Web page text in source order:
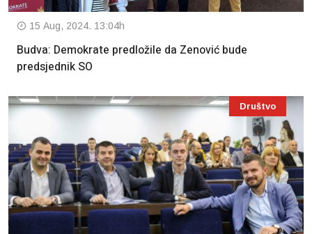
15 Aug, 2024. 13:04h
Budva: Demokrate predložile da Zenović bude
predsjednik SO
Društvo